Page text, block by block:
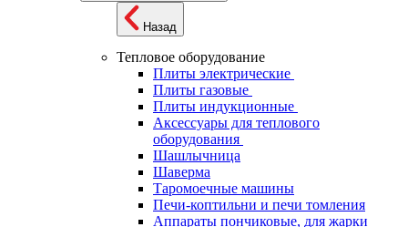
Назад
Тепловое оборудование
Плиты электрические
Плиты газовые
Плиты индукционные
Аксессуары для теплового
оборудования
Шашлычница
Шаверма
Таромоечные машины
Печи-коптильни и печи томления
Аппараты пончиковые, для жарки